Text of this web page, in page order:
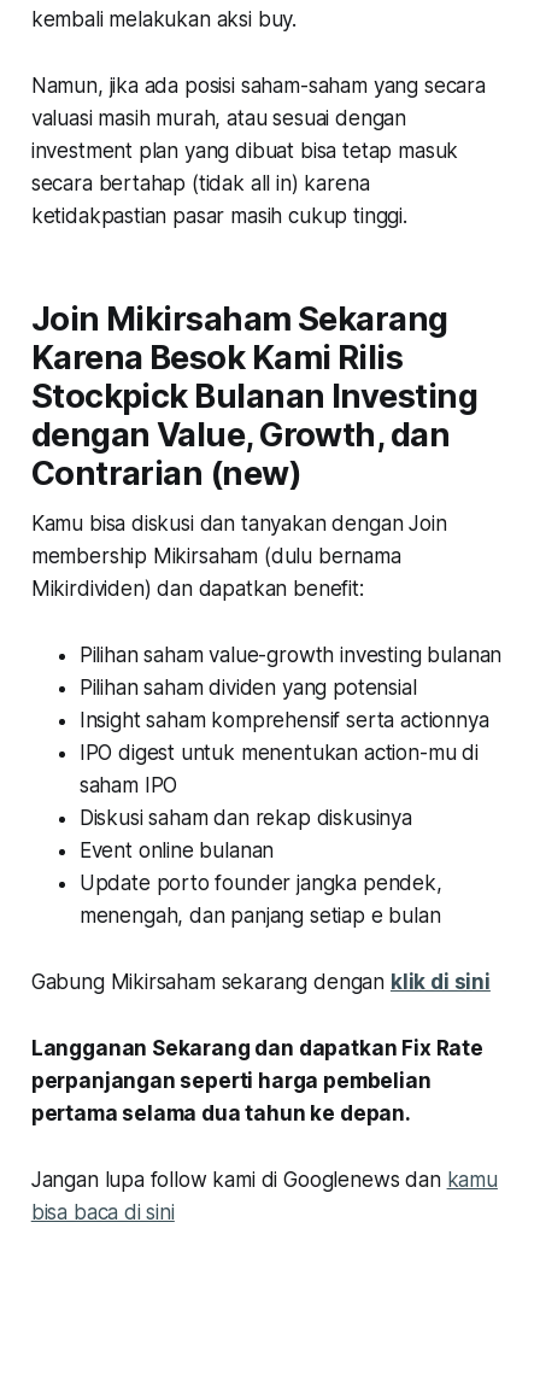
kembali melakukan aksi buy.
Namun, jika ada posisi saham-saham yang secara
valuasi masih murah, atau sesuai dengan
investment plan yang dibuat bisa tetap masuk
secara bertahap (tidak all in) karena
ketidakpastian pasar masih cukup tinggi.
Join Mikirsaham Sekarang
Karena Besok Kami Rilis
Stockpick Bulanan Investing
dengan Value, Growth, dan
Contrarian (new)
Kamu bisa diskusi dan tanyakan dengan Join
membership Mikirsaham (dulu bernama
Mikirdividen) dan dapatkan benefit:
Pilihan saham value-growth investing bulanan
Pilihan saham dividen yang potensial
Insight saham komprehensif serta actionnya
IPO digest untuk menentukan action-mu di
saham IPO
Diskusi saham dan rekap diskusinya
Event online bulanan
Update porto founder jangka pendek,
menengah, dan panjang setiap e bulan
Gabung Mikirsaham sekarang dengan klik di sini
Langganan Sekarang dan dapatkan Fix Rate
perpanjangan seperti harga pembelian
pertama selama dua tahun ke depan.
Jangan lupa follow kami di Googlenews dan kamu
bisa baca di sini